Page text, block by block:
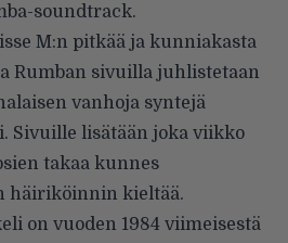
soundtrack.
M:n pitkää ja kunniakasta
Rumban sivuilla juhlistetaan
vanhoja syntejä
Sivuille lisätään joka viikko
takaa kunnes
häiriköinnin kieltää.
on vuoden 1984 viimeisestä